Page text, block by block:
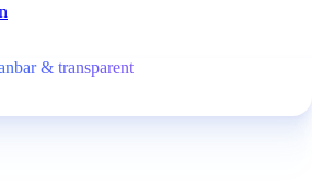
& transparent